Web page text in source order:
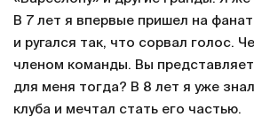
В 7 лет я впервые пришел на
и ругался так, что сорвал голос.
членом команды. Вы
для меня тогда? В 8 лет я уже
клуба и мечтал стать его частью.